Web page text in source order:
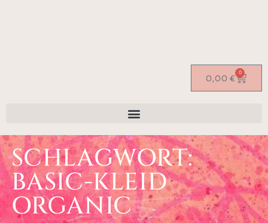
0,00 € 0
SCHLAGWORT:
BASIC-KLEID
ORGANIC